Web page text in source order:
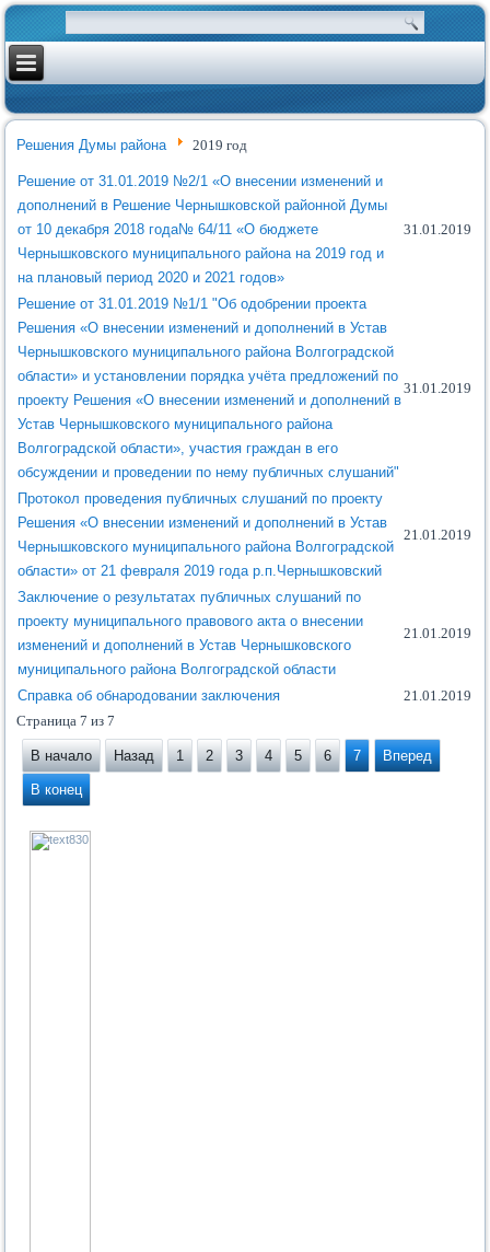
Решения Думы района 2019 год
Решение от 31.01.2019 №2/1 «О внесении изменений и
дополнений в Решение Чернышковской районной Думы
от 10 декабря 2018 года№ 64/11 «О бюджете
Чернышковского муниципального района на 2019 год и
на плановый период 2020 и 2021 годов»
31.01.2019
Решение от 31.01.2019 №1/1 "Об одобрении проекта
Решения «О внесении изменений и дополнений в Устав
Чернышковского муниципального района Волгоградской
области» и установлении порядка учёта предложений по
проекту Решения «О внесении изменений и дополнений в
Устав Чернышковского муниципального района
Волгоградской области», участия граждан в его
обсуждении и проведении по нему публичных слушаний"
31.01.2019
Протокол проведения публичных слушаний по проекту
Решения «О внесении изменений и дополнений в Устав
Чернышковского муниципального района Волгоградской
области» от 21 февраля 2019 года р.п.Чернышковский
21.01.2019
Заключение о результатах публичных слушаний по
проекту муниципального правового акта о внесении
изменений и дополнений в Устав Чернышковского
муниципального района Волгоградской области
21.01.2019
Справка об обнародовании заключения
21.01.2019
Страница 7 из 7
В начало Назад 1 2 3 4 5 6 7 Вперед
В конец